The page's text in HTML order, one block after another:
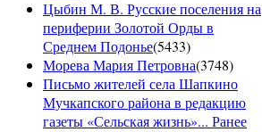
Цыбин М. В. Русские поселения на
периферии Золотой Орды в
Среднем Подонье(5433)
Морева Мария Петровна(3748)
Письмо жителей села Шапкино
Мучкапского района в редакцию
газеты «Сельская жизнь»... Ранее